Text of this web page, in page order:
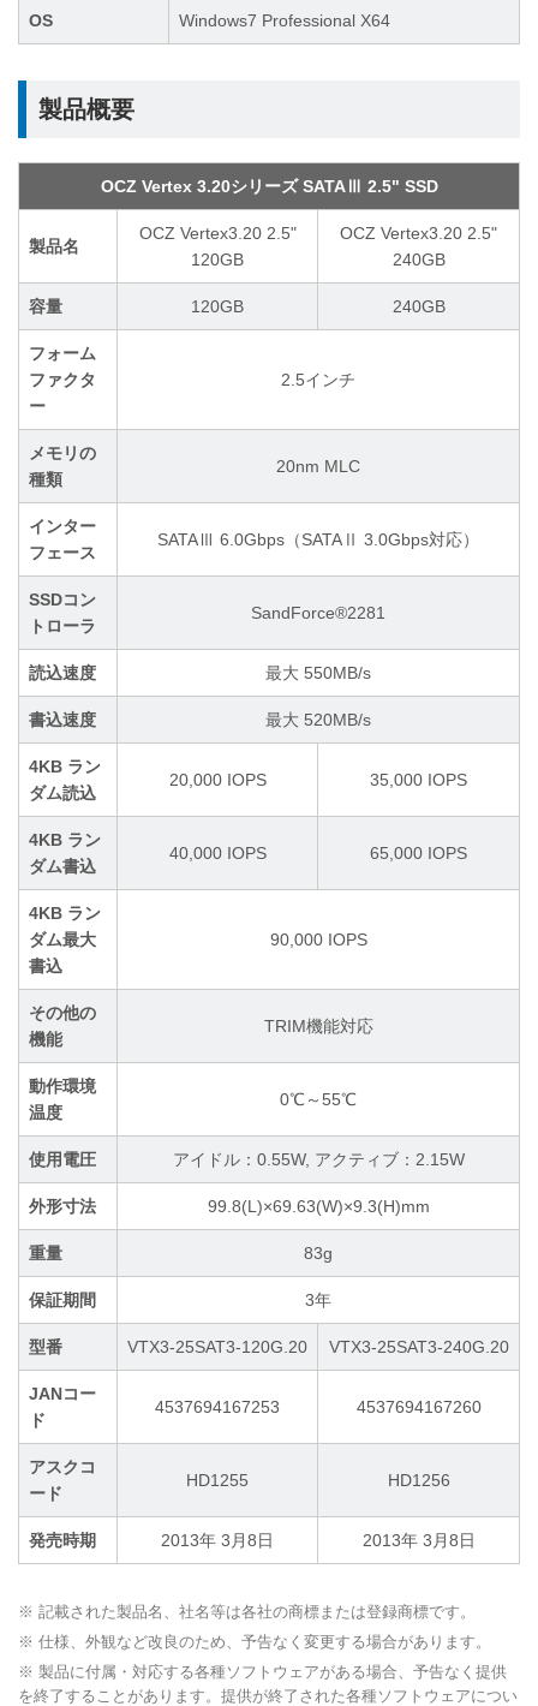
OS Windows7 Professional X64
製品概要
OCZ Vertex 3.20シリーズ SATAⅢ 2.5" SSD
製品名
OCZ Vertex3.20 2.5"
120GB
OCZ Vertex3.20 2.5"
240GB
容量 120GB 240GB
フォーム
ファクタ
ー
2.5インチ
メモリの
種類
20nm MLC
インター
フェース
SATAⅢ 6.0Gbps（SATAⅡ 3.0Gbps対応）
SSDコン
トローラ
SandForce®2281
読込速度 最大 550MB/s
書込速度 最大 520MB/s
4KB ラン
ダム読込
20,000 IOPS 35,000 IOPS
4KB ラン
ダム書込
40,000 IOPS 65,000 IOPS
4KB ラン
ダム最大
書込
90,000 IOPS
その他の
機能
TRIM機能対応
動作環境
温度
0℃～55℃
使用電圧 アイドル：0.55W, アクティブ：2.15W
外形寸法 99.8(L)×69.63(W)×9.3(H)mm
重量 83g
保証期間 3年
型番 VTX3-25SAT3-120G.20 VTX3-25SAT3-240G.20
JANコー
ド
4537694167253 4537694167260
アスクコ
ード
HD1255 HD1256
発売時期 2013年 3月8日 2013年 3月8日
※ 記載された製品名、社名等は各社の商標または登録商標です。
※ 仕様、外観など改良のため、予告なく変更する場合があります。
※ 製品に付属・対応する各種ソフトウェアがある場合、予告なく提供
を終了することがあります。提供が終了された各種ソフトウェアについ